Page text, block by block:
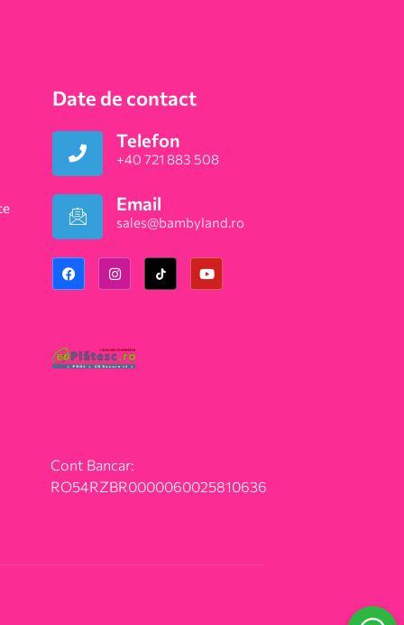
Date de contact
Telefon
+40 721 883 508
Email
sales@bambyland.ro​
Cont Bancar:
RO54RZBR0000060025810636